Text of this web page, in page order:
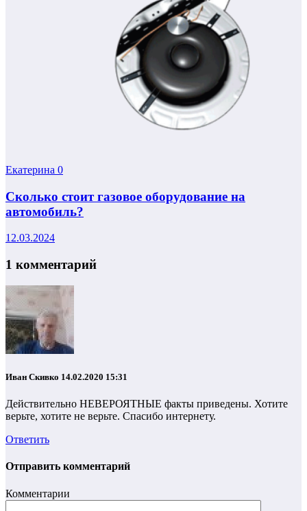
Екатерина 0
Сколько стоит газовое оборудование на
автомобиль?
12.03.2024
1 комментарий
Иван Скивко 14.02.2020 15:31
Действительно НЕВЕРОЯТНЫЕ факты приведены. Хотите
верьте, хотите не верьте. Спасибо интернету.
Ответить
Отправить комментарий
Комментарии